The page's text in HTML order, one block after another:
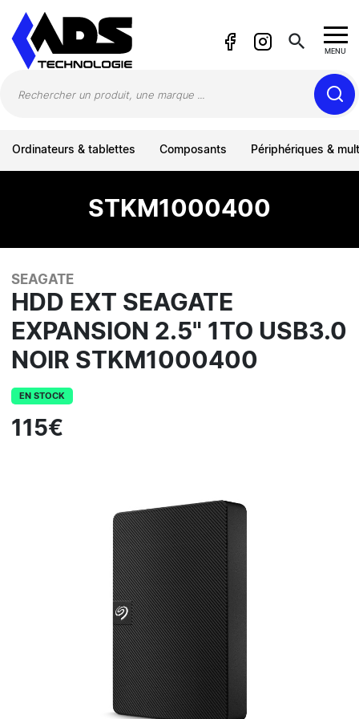
search MENU
Ordinateurs & tablettes Composants Périphériques &
STKM1000400
SEAGATE
HDD EXT SEAGATE
EXPANSION 2.5" 1TO USB3.0
NOIR STKM1000400
EN STOCK
115€